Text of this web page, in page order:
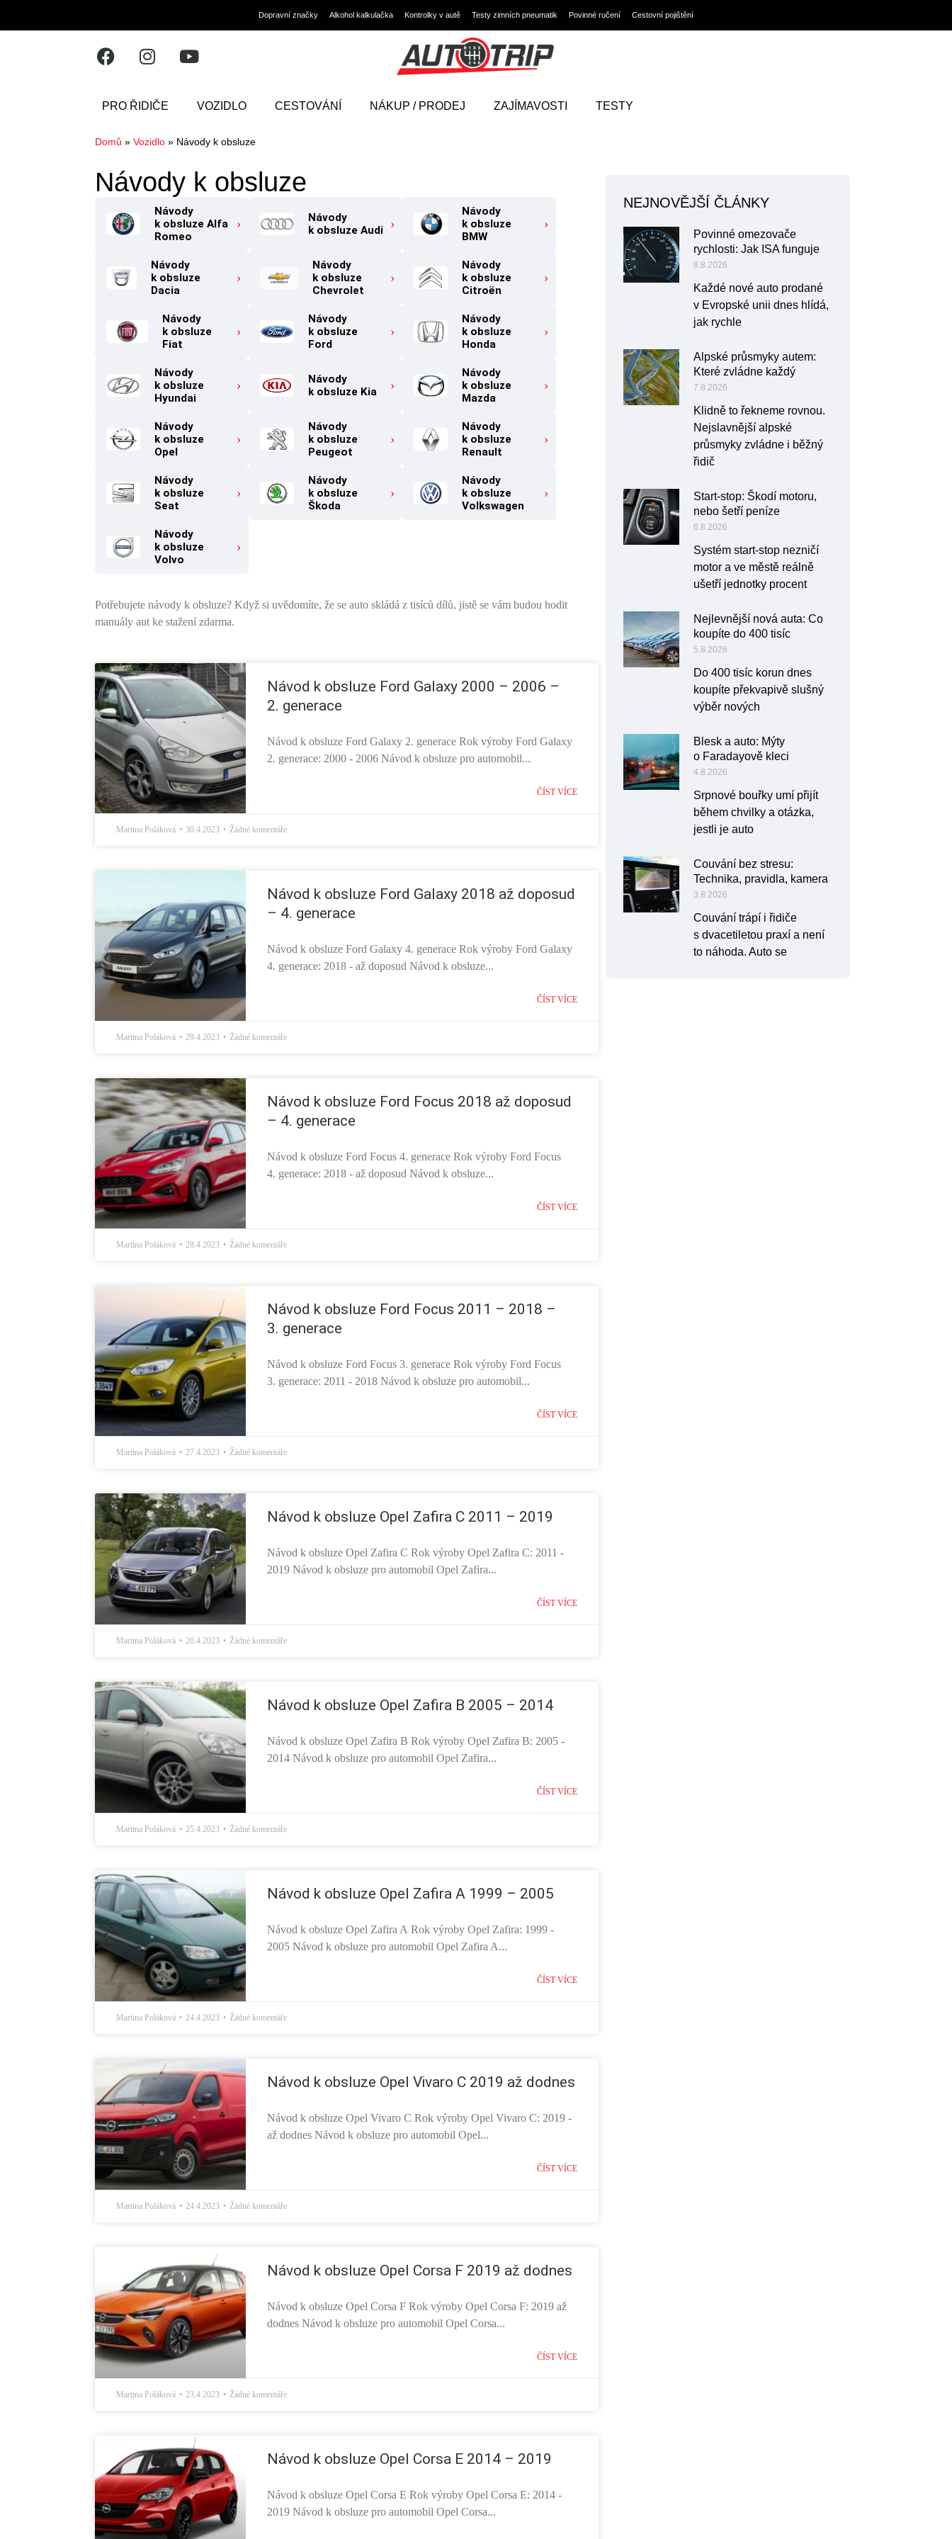
Dopravní značky Alkohol kalkulačka Kontrolky v autě Testy zimních pneumatik Povinné ručení Cestovní pojištění
PRO ŘIDIČE VOZIDLO CESTOVÁNÍ NÁKUP / PRODEJ ZAJÍMAVOSTI TESTY
Domů » Vozidlo » Návody k obsluze
Návody k obsluze
Návody
k obsluze Alfa
Romeo
Návody
k obsluze Audi
Návody
k obsluze
BMW
Návody
k obsluze
Dacia
Návody
k obsluze
Chevrolet
Návody
k obsluze
Citroën
Návody
k obsluze
Fiat
Návody
k obsluze
Ford
Návody
k obsluze
Honda
Návody
k obsluze
Hyundai
Návody
k obsluze Kia
Návody
k obsluze
Mazda
Návody
k obsluze
Opel
Návody
k obsluze
Peugeot
Návody
k obsluze
Renault
Návody
k obsluze
Seat
Návody
k obsluze
Škoda
Návody
k obsluze
Volkswagen
Návody
k obsluze
Volvo
Potřebujete návody k obsluze? Když si uvědomíte, že se auto skládá z tisíců dílů, jistě se vám budou hodit
manuály aut ke stažení zdarma.
Návod k obsluze Ford Galaxy 2000 – 2006 –
2. generace
Návod k obsluze Ford Galaxy 2. generace Rok výroby Ford Galaxy
2. generace: 2000 - 2006 Návod k obsluze pro automobil...
ČÍST VÍCE
Martina Poláková 30.4.2023 Žádné komentáře
Návod k obsluze Ford Galaxy 2018 až doposud
– 4. generace
Návod k obsluze Ford Galaxy 4. generace Rok výroby Ford Galaxy
4. generace: 2018 - až doposud Návod k obsluze...
ČÍST VÍCE
Martina Poláková 29.4.2023 Žádné komentáře
Návod k obsluze Ford Focus 2018 až doposud
– 4. generace
Návod k obsluze Ford Focus 4. generace Rok výroby Ford Focus
4. generace: 2018 - až doposud Návod k obsluze...
ČÍST VÍCE
Martina Poláková 28.4.2023 Žádné komentáře
Návod k obsluze Ford Focus 2011 – 2018 –
3. generace
Návod k obsluze Ford Focus 3. generace Rok výroby Ford Focus
3. generace: 2011 - 2018 Návod k obsluze pro automobil...
ČÍST VÍCE
Martina Poláková 27.4.2023 Žádné komentáře
Návod k obsluze Opel Zafira C 2011 – 2019
Návod k obsluze Opel Zafira C Rok výroby Opel Zafira C: 2011 -
2019 Návod k obsluze pro automobil Opel Zafira...
ČÍST VÍCE
Martina Poláková 26.4.2023 Žádné komentáře
Návod k obsluze Opel Zafira B 2005 – 2014
Návod k obsluze Opel Zafira B Rok výroby Opel Zafira B: 2005 -
2014 Návod k obsluze pro automobil Opel Zafira...
ČÍST VÍCE
Martina Poláková 25.4.2023 Žádné komentáře
Návod k obsluze Opel Zafira A 1999 – 2005
Návod k obsluze Opel Zafira A Rok výroby Opel Zafira: 1999 -
2005 Návod k obsluze pro automobil Opel Zafira A...
ČÍST VÍCE
Martina Poláková 24.4.2023 Žádné komentáře
Návod k obsluze Opel Vivaro C 2019 až dodnes
Návod k obsluze Opel Vivaro C Rok výroby Opel Vivaro C: 2019 -
až dodnes Návod k obsluze pro automobil Opel...
ČÍST VÍCE
Martina Poláková 24.4.2023 Žádné komentáře
Návod k obsluze Opel Corsa F 2019 až dodnes
Návod k obsluze Opel Corsa F Rok výroby Opel Corsa F: 2019 až
dodnes Návod k obsluze pro automobil Opel Corsa...
ČÍST VÍCE
Martina Poláková 23.4.2023 Žádné komentáře
Návod k obsluze Opel Corsa E 2014 – 2019
Návod k obsluze Opel Corsa E Rok výroby Opel Corsa E: 2014 -
2019 Návod k obsluze pro automobil Opel Corsa...
NEJNOVĚJŠÍ ČLÁNKY
Povinné omezovače
rychlosti: Jak ISA funguje
8.8.2026
Každé nové auto prodané
v Evropské unii dnes hlídá,
jak rychle
Alpské průsmyky autem:
Které zvládne každý
7.8.2026
Klidně to řekneme rovnou.
Nejslavnější alpské
průsmyky zvládne i běžný
řidič
Start-stop: Škodí motoru,
nebo šetří peníze
6.8.2026
Systém start-stop nezničí
motor a ve městě reálně
ušetří jednotky procent
Nejlevnější nová auta: Co
koupíte do 400 tisíc
5.8.2026
Do 400 tisíc korun dnes
koupíte překvapivě slušný
výběr nových
Blesk a auto: Mýty
o Faradayově kleci
4.8.2026
Srpnové bouřky umí přijít
během chvilky a otázka,
jestli je auto
Couvání bez stresu:
Technika, pravidla, kamera
3.8.2026
Couvání trápí i řidiče
s dvacetiletou praxí a není
to náhoda. Auto se